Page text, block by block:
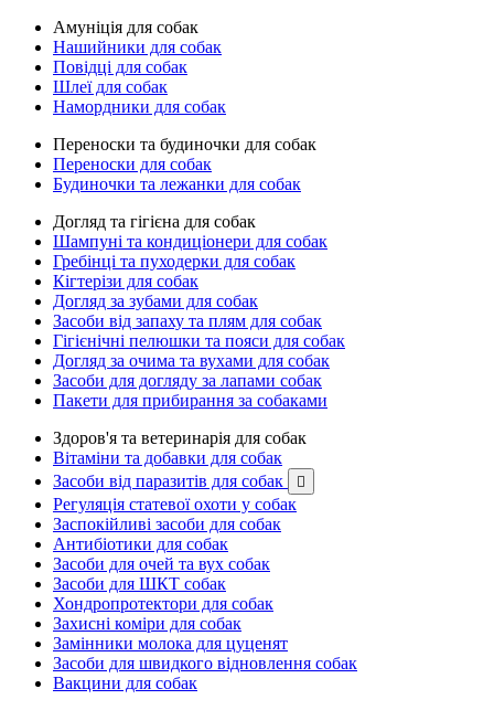
Амуніція для собак
Нашийники для собак
Повідці для собак
Шлеї для собак
Намордники для собак
Переноски та будиночки для собак
Переноски для собак
Будиночки та лежанки для собак
Догляд та гігієна для собак
Шампуні та кондиціонери для собак
Гребінці та пуходерки для собак
Кігтерізи для собак
Догляд за зубами для собак
Засоби від запаху та плям для собак
Гігієнічні пелюшки та пояси для собак
Догляд за очима та вухами для собак
Засоби для догляду за лапами собак
Пакети для прибирання за собаками
Здоров'я та ветеринарія для собак
Вітаміни та добавки для собак
Засоби від паразитів для собак

Регуляція статевої охоти у собак
Заспокійливі засоби для собак
Антибіотики для собак
Засоби для очей та вух собак
Засоби для ШКТ собак
Хондропротектори для собак
Захисні коміри для собак
Замінники молока для цуценят
Засоби для швидкого відновлення собак
Вакцини для собак